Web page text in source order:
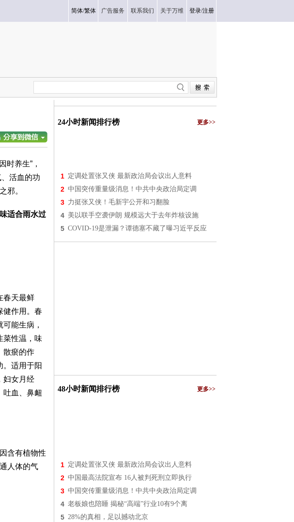
简体/繁体 广告服务 联系我们 关于万维 登录/注册
时养生”，
活血的功
邪。
适合雨水过
春天最鲜
健作用。春
能生病，
菜性温，味
散瘀的作
。适用于阳
妇女月经
吐血、鼻衄
含有植物性
人体的气
24小时新闻排行榜 更多>>
1 定调处置张又侠 最新政治局会议出人意料
2 中国突传重量级消息！中共中央政治局定调
3 力挺张又侠！毛新宇公开和习翻脸
4 美以联手空袭伊朗 规模远大于去年炸核设施
5 COVID-19是泄漏？谭德塞不藏了曝习近平反应
48小时新闻排行榜 更多>>
1 定调处置张又侠 最新政治局会议出人意料
2 中国最高法院宣布 16人被判死刑立即执行
3 中国突传重量级消息！中共中央政治局定调
4 老板娘也陪睡 揭秘“高端”行业10有9个离
5 28%的真相，足以撼动北京